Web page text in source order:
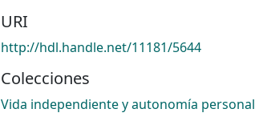
URI
http://hdl.handle.net/11181/5644
Colecciones
Vida independiente y autonomía personal